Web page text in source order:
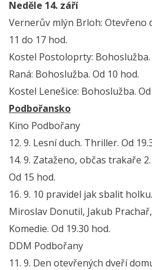
Neděle 14. září
Vernerův mlýn Brloh: Otevřeno
11 do 17 hod.
Kostel Postoloprty: Bohoslužba.
Raná: Bohoslužba. Od 10 hod.
Kostel Lenešice: Bohoslužba.
Podbořansko
Kino Podbořany
12. 9. Lesní duch. Thriller. Od
14. 9. Zataženo, občas trakaře
Od 15 hod.
16. 9. 10 pravidel jak sbalit
Miroslav Donutil, Jakub
Komedie. Od 19.30 hod.
DDM Podbořany
11. 9. Den otevřených dveří